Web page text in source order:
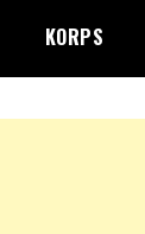
KORPS